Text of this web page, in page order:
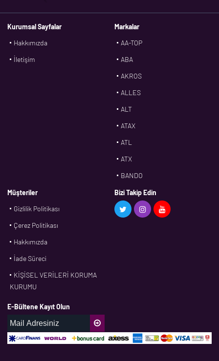
Kurumsal Sayfalar
Hakkımızda
İletişim
Markalar
AA-TOP
ABA
AKROS
ALLES
ALT
ATAX
ATL
ATX
BANDO
BMS
CDF
DPH
Müşteriler
Gizlilik Politikası
Çerez Politikası
Hakkımızda
İade Süreci
KİŞİSEL VERİLERİ KORUMA
KURUMU
Bizi Takip Edin
E-Bültene Kayıt Olun